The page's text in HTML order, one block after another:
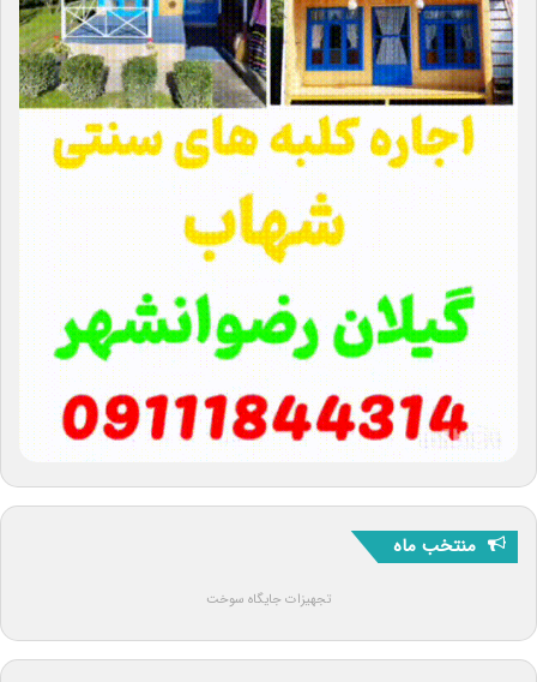
منتخب ماه
تجهیزات جایگاه سوخت